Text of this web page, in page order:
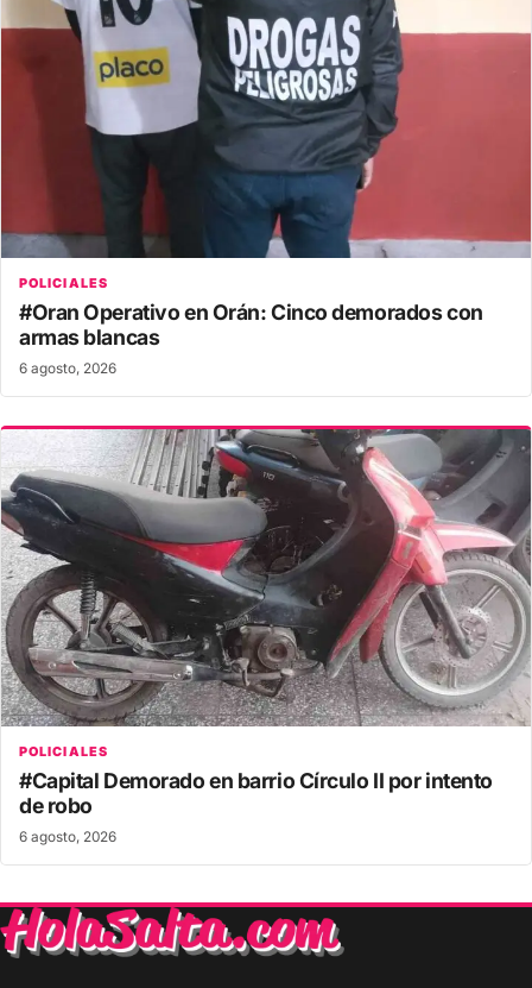
POLICIALES
#Oran Operativo en Orán: Cinco demorados con
armas blancas
6 agosto, 2026
POLICIALES
#Capital Demorado en barrio Círculo II por intento
de robo
6 agosto, 2026